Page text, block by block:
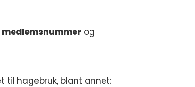
medlemsnummerog
til hagebruk, blant annet: